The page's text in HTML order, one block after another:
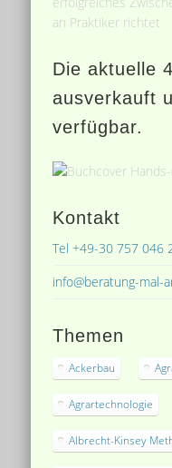
Die aktuelle
ausverkauft
verfügbar.
Kontakt
Tel +49-30 757 046
info@beratung-mal-
Themen
Ackerbau
Agrartechnologie
Albrecht-Kinsey